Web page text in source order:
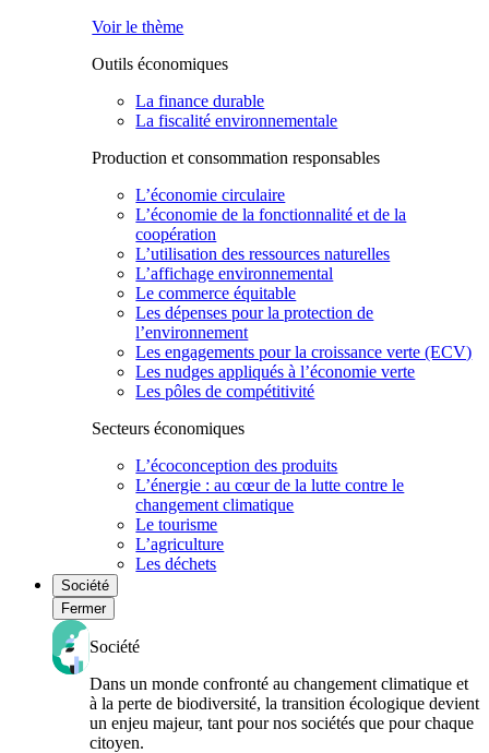
Voir le thème
Outils économiques
La finance durable
La fiscalité environnementale
Production et consommation responsables
L’économie circulaire
L’économie de la fonctionnalité et de la
coopération
L’utilisation des ressources naturelles
L’affichage environnemental
Le commerce équitable
Les dépenses pour la protection de
l’environnement
Les engagements pour la croissance verte (ECV)
Les nudges appliqués à l’économie verte
Les pôles de compétitivité
Secteurs économiques
L’écoconception des produits
L’énergie : au cœur de la lutte contre le
changement climatique
Le tourisme
L’agriculture
Les déchets
Société
Fermer
Société
Dans un monde confronté au changement climatique et
à la perte de biodiversité, la transition écologique devient
un enjeu majeur, tant pour nos sociétés que pour chaque
citoyen.